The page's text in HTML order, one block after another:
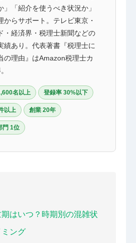
」「紹介を使うべき状況か」
からサポート。テレビ東京・
・経済界・税理士新聞などの
績あり。代表著書『税理士に
の理由』はAmazon税理士カ
名以上 登録率 30%以下
以上 創業 20年
門 1位
はいつ？時期別の混雑状
ング